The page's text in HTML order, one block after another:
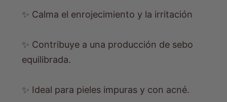
✨ Calma el enrojecimiento y la irritación
✨ Contribuye a una producción de sebo
equilibrada.
✨ Ideal para pieles impuras y con acné.